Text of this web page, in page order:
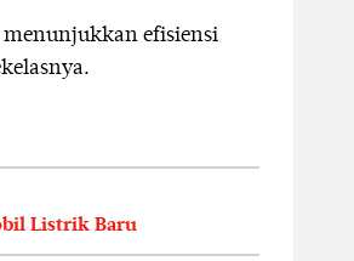
menunjukkan efisiensi
Listrik Baru